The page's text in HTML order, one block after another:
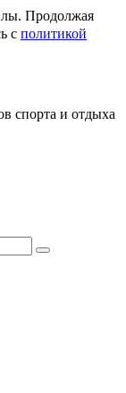
Продолжая
с политикой
спорта и отдыха